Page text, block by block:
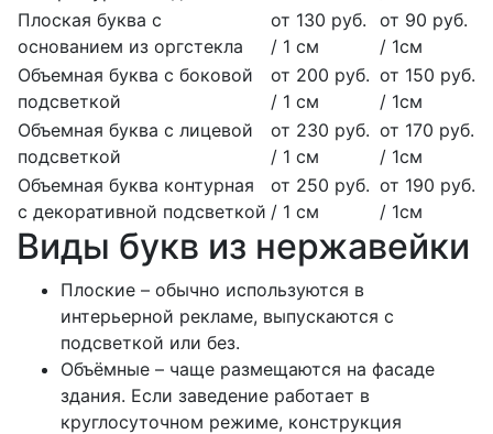
Плоская буква с
основанием из оргстекла
от 130 руб.
/ 1 см
от 90 руб.
/ 1см
Объемная буква с боковой
подсветкой
от 200 руб.
/ 1 см
от 150 руб.
/ 1см
Объемная буква с лицевой
подсветкой
от 230 руб.
/ 1 см
от 170 руб.
/ 1см
Объемная буква контурная
с декоративной подсветкой
от 250 руб.
/ 1 см
от 190 руб.
/ 1см
Виды букв из нержавейки
Плоские – обычно используются в
интерьерной рекламе, выпускаются с
подсветкой или без.
Объёмные – чаще размещаются на фасаде
здания. Если заведение работает в
круглосуточном режиме, конструкция